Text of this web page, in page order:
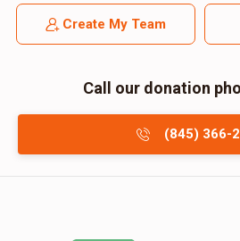
Create My Team
Call our donation
(845) 366-